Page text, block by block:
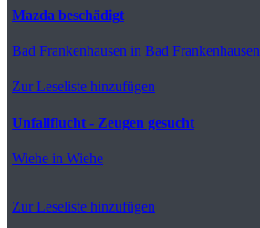
Mazda beschädigt
Bad Frankenhausen in Bad Frankenhausen
Zur Leseliste hinzufügen
Unfallflucht - Zeugen gesucht
Wiehe in Wiehe
Zur Leseliste hinzufügen